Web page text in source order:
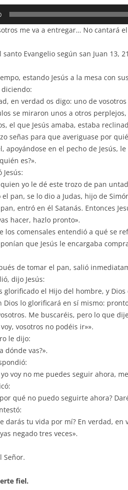
me va a entregar… No cantará
santo Evangelio según san Juan 13,
estando Jesús a la mesa con
en verdad os digo: uno de
se miraron unos a otros
el que Jesús amaba, estaba
señas para que averiguase por
apoyándose en el pecho de Jesús,
es?».
Jesús:
yo le dé este trozo de pan
pan, se lo dio a Judas, hijo de
entró en él Satanás. Entonces
hacer, hazlo pronto».
los comensales entendió a qué se
que Jesús le encargaba
de tomar el pan, salió
dijo Jesús:
glorificado el Hijo del hombre, y
Dios lo glorificará en sí mismo:
Me buscaréis, pero lo que
vosotros no podéis ir»».
le dijo:
dónde vas?».
voy no me puedes seguir ahora,
qué no puedo seguirte ahora?
darás tu vida por mí? En verdad,
negado tres veces».
Señor.
fiel.